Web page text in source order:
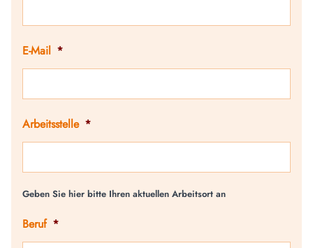
E-Mail *
Arbeitsstelle *
Geben Sie hier bitte Ihren aktuellen Arbeitsort an
Beruf *